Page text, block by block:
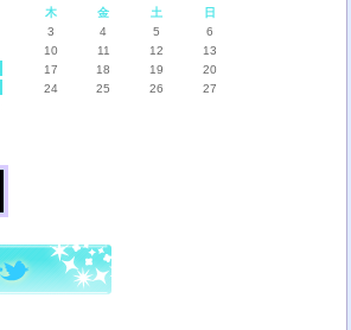
木 金 土
日
3 4 5
6
10 11 12
13
17 18 19
20
24 25 26
27